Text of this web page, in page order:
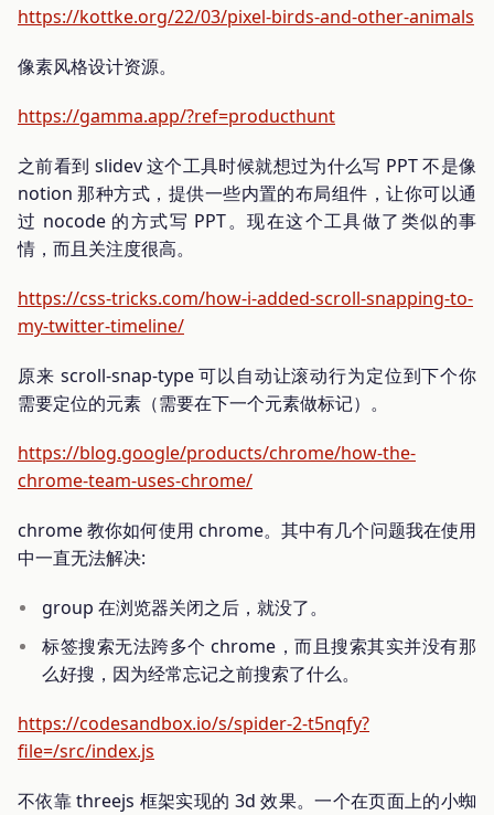
https://kottke.org/22/03/pixel-birds-and-other-animals
像素风格设计资源。
https://gamma.app/?ref=producthunt
之前看到 slidev 这个工具时候就想过为什么写 PPT 不是像
notion 那种方式，提供一些内置的布局组件，让你可以通
过 nocode 的方式写 PPT。现在这个工具做了类似的事
情，而且关注度很高。
https://css-tricks.com/how-i-added-scroll-snapping-to-
my-twitter-timeline/
原来 scroll-snap-type 可以自动让滚动行为定位到下个你
需要定位的元素（需要在下一个元素做标记）。
https://blog.google/products/chrome/how-the-
chrome-team-uses-chrome/
chrome 教你如何使用 chrome。其中有几个问题我在使用
中一直无法解决:
group 在浏览器关闭之后，就没了。
标签搜索无法跨多个 chrome，而且搜索其实并没有那
么好搜，因为经常忘记之前搜索了什么。
https://codesandbox.io/s/spider-2-t5nqfy?
file=/src/index.js
不依靠 threejs 框架实现的 3d 效果。一个在页面上的小蜘